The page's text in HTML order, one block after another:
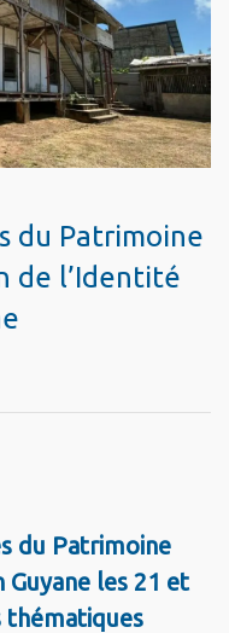
du Patrimoine
de l’Identité
du Patrimoine
les 21 et
thématiques